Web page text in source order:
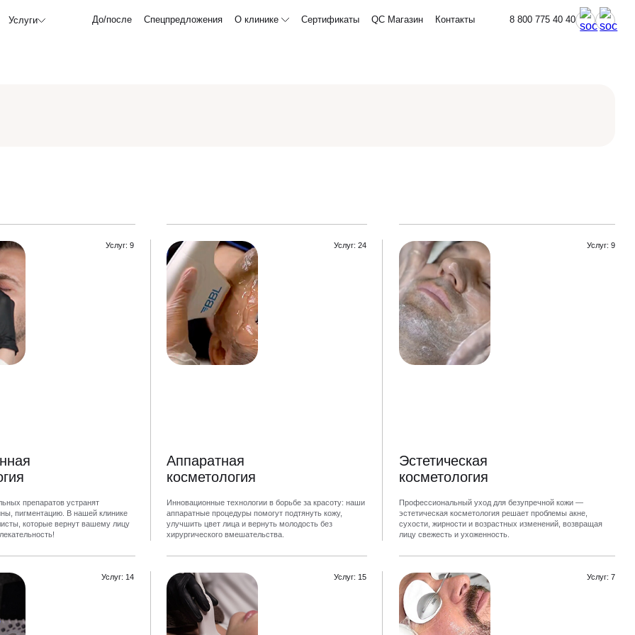
Услуги До/после Спецпредложения О клинике Сертификаты QC Магазин Контакты 8 800 775 40 40
Услуг: 9
препаратов устранят
пигментацию. В нашей клинике
которые вернут вашему лицу
Услуг: 24
Аппаратная
косметология
Инновационные технологии в борьбе за красоту: наши
аппаратные процедуры помогут подтянуть кожу,
улучшить цвет лица и вернуть молодость без
хирургического вмешательства.
Услуг: 9
Эстетическая
косметология
Профессиональный уход для безупречной кожи —
эстетическая косметология решает проблемы акне,
сухости, жирности и возрастных изменений, возвращая
лицу свежесть и ухоженность.
Услуг: 14 Услуг: 15 Услуг: 7